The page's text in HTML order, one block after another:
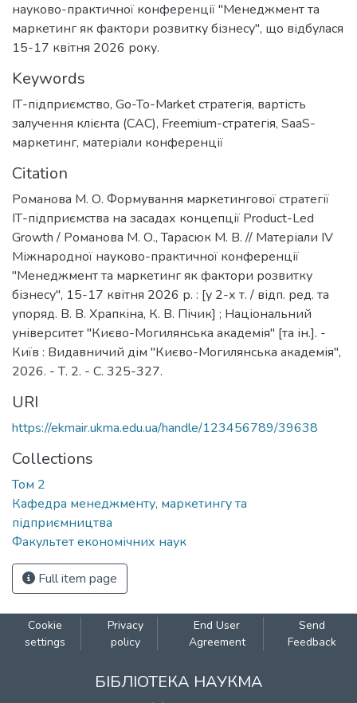
науково-практичної конференції "Менеджмент та
маркетинг як фактори розвитку бізнесу", що відбулася
15-17 квітня 2026 року.
Keywords
ІТ-підприємство, Go-To-Market стратегія, вартість
залучення клієнта (CAC), Freemium-стратегія, SaaS-
маркетинг, матеріали конференції
Citation
Романова М. О. Формування маркетингової стратегії
ІТ-підприємства на засадах концепції Product-Led
Growth / Романова М. О., Тарасюк М. В. // Матеріали ІV
Міжнародної науково-практичної конференції
"Менеджмент та маркетинг як фактори розвитку
бізнесу", 15-17 квітня 2026 р. : [у 2-х т. / відп. ред. та
упоряд. В. В. Храпкіна, К. В. Пічик] ; Національний
університет "Києво-Могилянська академія" [та ін.]. -
Київ : Видавничий дім "Києво-Могилянська академія",
2026. - Т. 2. - С. 325-327.
URI
https://ekmair.ukma.edu.ua/handle/123456789/39638
Collections
Том 2
Кафедра менеджменту, маркетингу та
підприємництва
Факультет економічних наук
Full item page
Cookie
settings
Privacy
policy
End User
Agreement
Send
Feedback
БІБЛІОТЕКА НАУКМА